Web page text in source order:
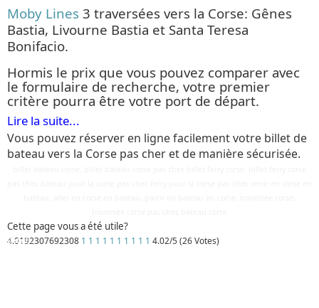
Moby Lines 3 traversées vers la Corse: Gênes
Bastia, Livourne Bastia et Santa Teresa
Bonifacio.
Hormis le prix que vous pouvez comparer avec
le formulaire de recherche, votre premier
critère pourra être votre port de départ.
Vous pouvez réserver en ligne facilement votre billet de
bateau vers la Corse pas cher et de manière sécurisée.
Cette page vous a été utile?
4.0192307692308 1 1 1 1 1 1 1 1 1 1 4.02/5 (26 Votes)
Détails